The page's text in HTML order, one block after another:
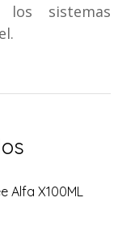
los sistemas
Alfa X100ML